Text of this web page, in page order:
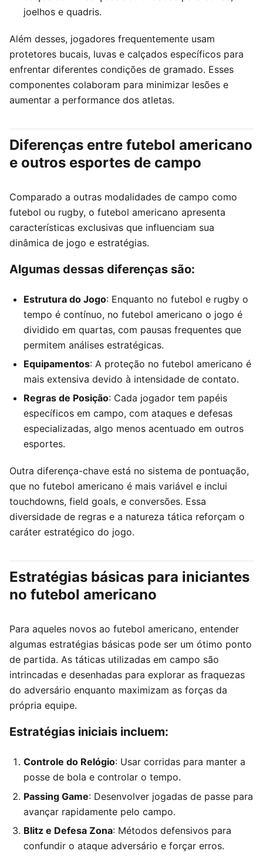
joelhos e quadris.
Além desses, jogadores frequentemente usam
protetores bucais, luvas e calçados específicos para
enfrentar diferentes condições de gramado. Esses
componentes colaboram para minimizar lesões e
aumentar a performance dos atletas.
Diferenças entre futebol americano
e outros esportes de campo
Comparado a outras modalidades de campo como
futebol ou rugby, o futebol americano apresenta
características exclusivas que influenciam sua
dinâmica de jogo e estratégias.
Algumas dessas diferenças são:
Estrutura do Jogo: Enquanto no futebol e rugby o
tempo é contínuo, no futebol americano o jogo é
dividido em quartas, com pausas frequentes que
permitem análises estratégicas.
Equipamentos: A proteção no futebol americano é
mais extensiva devido à intensidade de contato.
Regras de Posição: Cada jogador tem papéis
específicos em campo, com ataques e defesas
especializadas, algo menos acentuado em outros
esportes.
Outra diferença-chave está no sistema de pontuação,
que no futebol americano é mais variável e inclui
touchdowns, field goals, e conversões. Essa
diversidade de regras e a natureza tática reforçam o
caráter estratégico do jogo.
Estratégias básicas para iniciantes
no futebol americano
Para aqueles novos ao futebol americano, entender
algumas estratégias básicas pode ser um ótimo ponto
de partida. As táticas utilizadas em campo são
intrincadas e desenhadas para explorar as fraquezas
do adversário enquanto maximizam as forças da
própria equipe.
Estratégias iniciais incluem:
Controle do Relógio: Usar corridas para manter a
posse de bola e controlar o tempo.
Passing Game: Desenvolver jogadas de passe para
avançar rapidamente pelo campo.
Blitz e Defesa Zona: Métodos defensivos para
confundir o ataque adversário e forçar erros.